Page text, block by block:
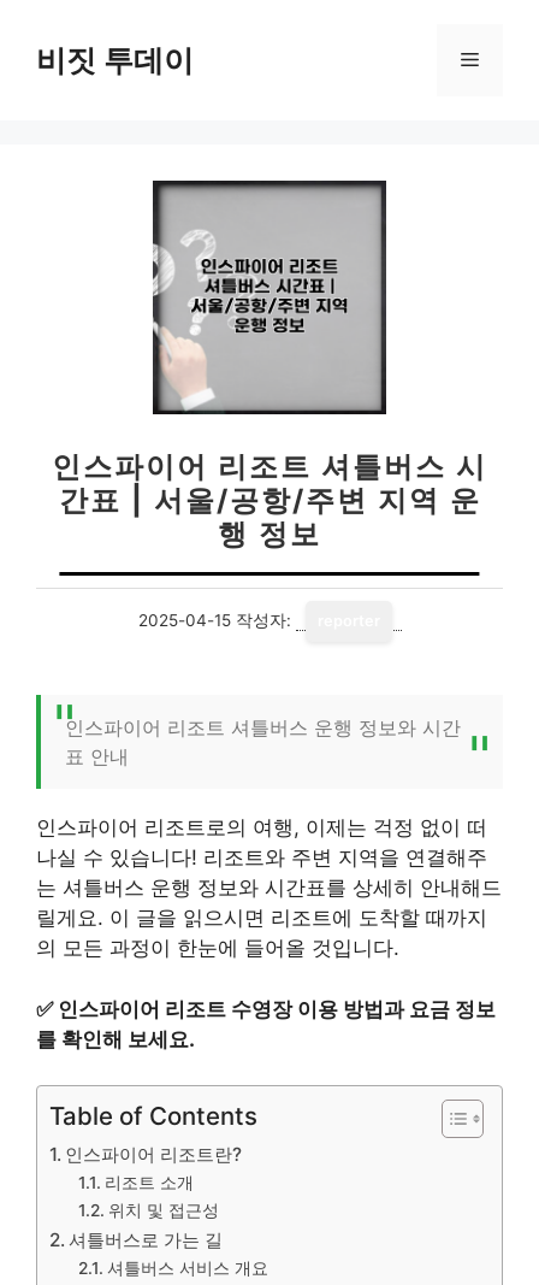
비짓 투데이 메
인스파이어 리조트 셔틀버스 시
간표 | 서울/공항/주변 지역 운
행 정보
2025-04-15 작성자:
인스파이어 리조트 셔틀버스 운행 정보와 시간
표 안내
인스파이어 리조트로의 여행, 이제는 걱정 없이 떠
나실 수 있습니다! 리조트와 주변 지역을 연결해주
는 셔틀버스 운행 정보와 시간표를 상세히 안내해드
릴게요. 이 글을 읽으시면 리조트에 도착할 때까지
의 모든 과정이 한눈에 들어올 것입니다.
✅ 인스파이어 리조트 수영장 이용 방법과 요금 정보
를 확인해 보세요.
Table of Contents
인스파이어 리조트란?
리조트 소개
위치 및 접근성
셔틀버스로 가는 길
셔틀버스 서비스 개요